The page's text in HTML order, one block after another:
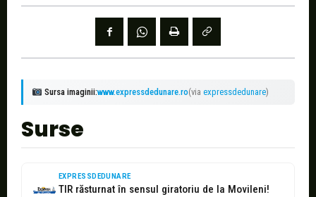
Sursa imaginii:www.expressdedunare.ro(via expressdedunare)
Surse
EXPRESSDEDUNARE
TIR răsturnat în sensul giratoriu de la Movileni!